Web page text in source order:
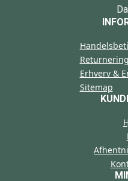
Erhverv &
Sitemap